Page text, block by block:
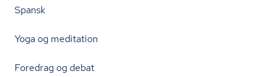
Spansk
Yoga og meditation
Foredrag og debat